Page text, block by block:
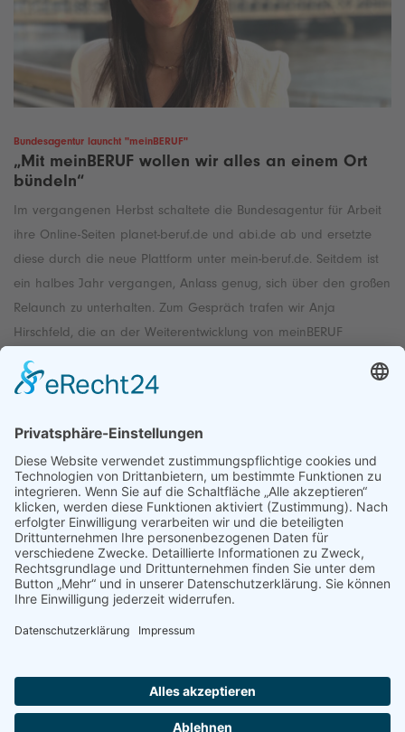
Bundesagentur launcht "meinBERUF"
„Mit meinBERUF wollen wir alles an einem Ort
bündeln“
Im vergangenen Herbst schaltete die Bundesagentur für Arbeit
ihre Online-Seiten planet-beruf.de und abi.de ab und ersetzte
diese durch die neue Plattform unter mein-beruf.de. Seitdem ist
ein halbes Jahr vergangen, Anlass genug, sich über den großen
Relaunch zu unterhalten. Zum Gespräch trafen wir Anja
Hirschfeld, die an der Weiterentwicklung von meinBERUF
mitarbeitet.